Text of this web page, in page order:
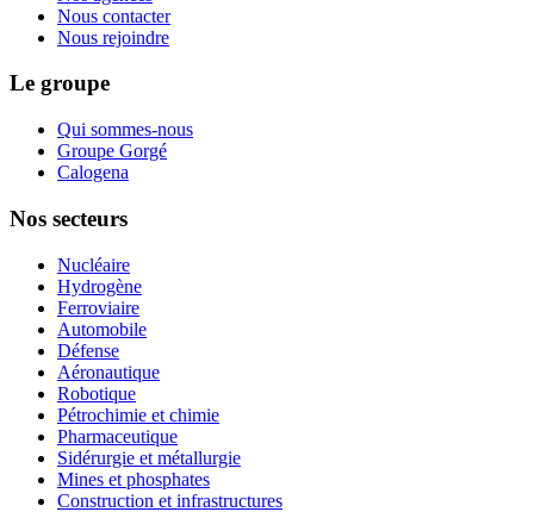
Nous contacter
Nous rejoindre
Le groupe
Qui sommes-nous
Groupe Gorgé
Calogena
Nos secteurs
Nucléaire
Hydrogène
Ferroviaire
Automobile
Défense
Aéronautique
Robotique
Pétrochimie et chimie
Pharmaceutique
Sidérurgie et métallurgie
Mines et phosphates
Construction et infrastructures